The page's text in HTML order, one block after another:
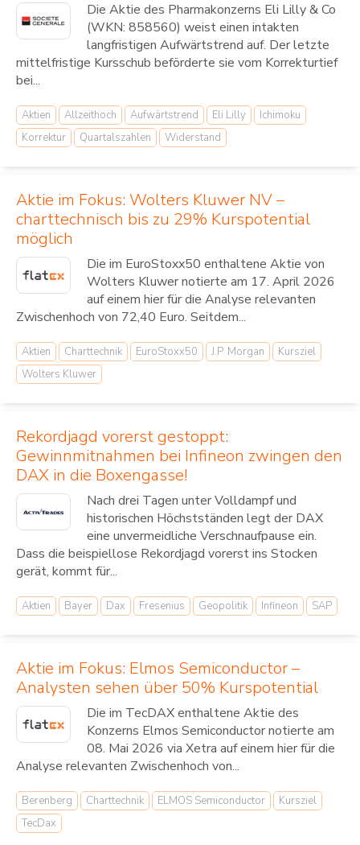
Die Aktie des Pharmakonzerns Eli Lilly & Co
(WKN: 858560) weist einen intakten
langfristigen Aufwärtstrend auf. Der letzte
mittelfristige Kursschub beförderte sie vom Korrekturtief
bei...
Aktien Allzeithoch Aufwärtstrend Eli Lilly
Ichimoku
Korrektur
Quartalszahlen Widerstand
Aktie im Fokus: Wolters Kluwer NV –
charttechnisch bis zu 29% Kurspotential
möglich
Die im EuroStoxx50 enthaltene Aktie von
Wolters Kluwer notierte am 17. April 2026
auf einem hier für die Analyse relevanten
Zwischenhoch von 72,40 Euro. Seitdem...
Aktien Charttechnik EuroStoxx50 J.P. Morgan
Kursziel
Wolters Kluwer
Rekordjagd vorerst gestoppt:
Gewinnmitnahmen bei Infineon zwingen den
DAX in die Boxengasse!
Nach drei Tagen unter Volldampf und
historischen Höchstständen legt der DAX
eine unvermeidliche Verschnaufpause ein.
Dass die beispiellose Rekordjagd vorerst ins Stocken
gerät, kommt für...
Aktien Bayer Dax Fresenius Geopolitik Infineon SAP
Aktie im Fokus: Elmos Semiconductor –
Analysten sehen über 50% Kurspotential
Die im TecDAX enthaltene Aktie des
Konzerns Elmos Semiconductor notierte am
08. Mai 2026 via Xetra auf einem hier für die
Analyse relevanten Zwischenhoch von...
Berenberg Charttechnik ELMOS Semiconductor
Kursziel
TecDax